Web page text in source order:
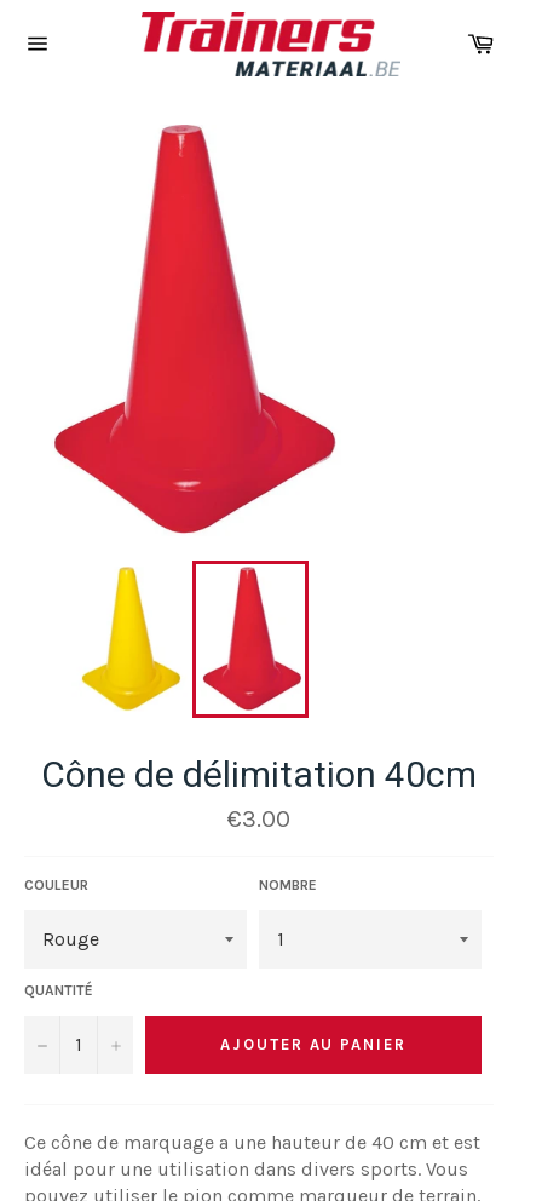
Cône de délimitation 40cm
Prix
régulier
€3.00
COULEUR NOMBRE
QUANTITÉ
− + AJOUTER AU PANIER
Ce cône de marquage a une hauteur de 40 cm et est
idéal pour une utilisation dans divers sports. Vous
pouvez utiliser le pion comme marqueur de terrain,